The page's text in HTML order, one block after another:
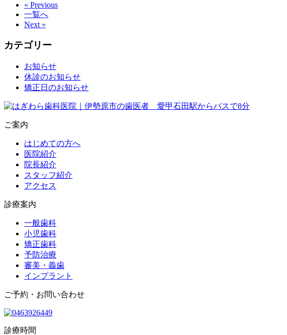
« Previous
一覧へ
Next »
カテゴリー
お知らせ
休診のお知らせ
矯正日のお知らせ
ご案内
はじめての方へ
医院紹介
院長紹介
スタッフ紹介
アクセス
診療案内
一般歯科
小児歯科
矯正歯科
予防治療
審美・義歯
インプラント
ご予約・お問い合わせ
診療時間